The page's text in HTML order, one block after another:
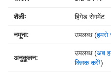
शैलीः हिंगेड सेगमेंट
नमूना: उपलब्ध (हमसे
अनुकूलन:
उपलब्ध (अब
क्लिक करें!)